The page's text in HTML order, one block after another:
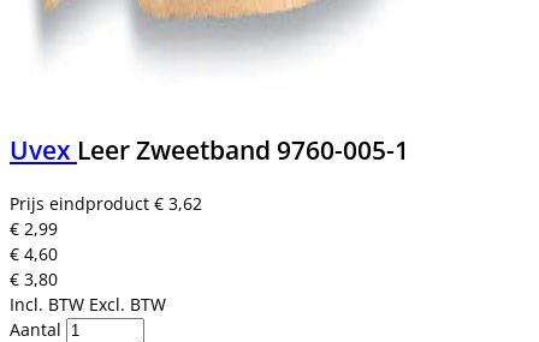
Uvex Leer Zweetband 9760-005-1
Prijs eindproduct € 3,62
€ 2,99
€ 4,60
€ 3,80
Incl. BTW Excl. BTW
Aantal